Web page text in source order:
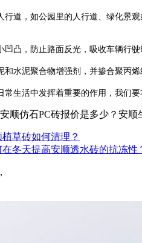
，如公园里的人行道、绿化景观
，防止路面反光，吸收车辆行驶
泥聚合物增强剂，并掺合聚丙烯
活中发挥着重要的作用，我们要
顺仿石PC砖报价是多少？安
植草砖如何清理？
在冬天提高安顺透水砖的抗冻性
,